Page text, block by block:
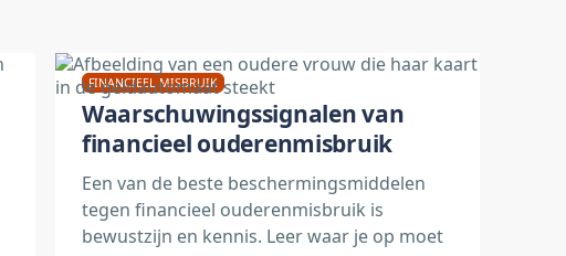
FINANCIEEL MISBRUIK
Waarschuwingssignalen van
financieel ouderenmisbruik
Een van de beste beschermingsmiddelen
tegen financieel ouderenmisbruik is
bewustzijn en kennis. Leer waar je op moet